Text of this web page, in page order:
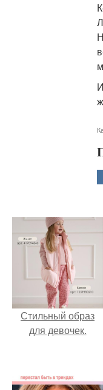
Стильный образ
для девочек.